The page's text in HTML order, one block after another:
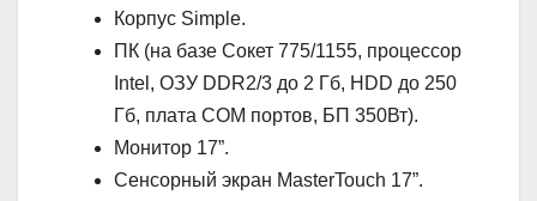
Корпус Simple.
ПК (на базе Сокет 775/1155, процессор
Intel, ОЗУ DDR2/3 до 2 Гб, HDD до 250
Гб, плата COM портов, БП 350Вт).
Монитор 17”.
Сенсорный экран MasterTouch 17”.